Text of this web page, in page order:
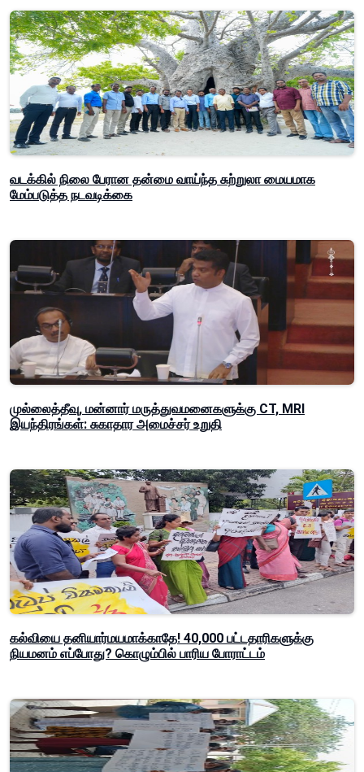
வடக்கில் நிலை பேரான தன்மை வாய்ந்த சுற்றுலா மையமாக
மேம்படுத்த நடவடிக்கை
முல்லைத்தீவு, மன்னார் மருத்துவமனைகளுக்கு CT, MRI
இயந்திரங்கள்: சுகாதார அமைச்சர் உறுதி
கல்வியை தனியார்மயமாக்காதே! 40,000 பட்டதாரிகளுக்கு
நியமனம் எப்போது? கொழும்பில் பாரிய போராட்டம்